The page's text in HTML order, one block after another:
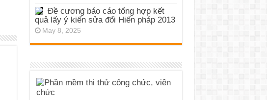
Đề cương báo cáo tổng hợp kết
quả lấy ý kiến sửa đổi Hiến pháp 2013
May 8, 2025